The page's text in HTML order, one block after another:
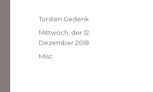
Autor
Torsten Gedenk
Veröffentlicht
am
Mittwoch, der 12.
Dezember 2018
Kategorien
Misc